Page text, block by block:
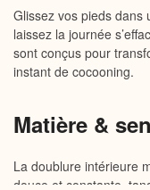
Glissez vos pieds dans
laissez la journée
sont conçus pour
instant de cocooning.
Matière &
La doublure intérieure
douce et constante,